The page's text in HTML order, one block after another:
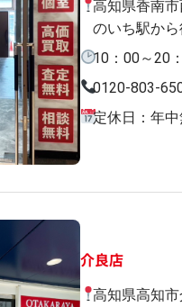
高知県香南
のいち駅か
10：00～20
0120-803-
定休日：年
介良店
高知県高知